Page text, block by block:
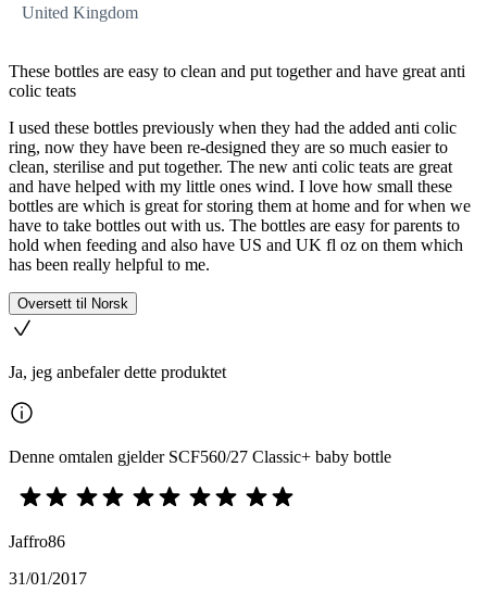
United Kingdom
These bottles are easy to clean and put together and have great anti
colic teats
I used these bottles previously when they had the added anti colic
ring, now they have been re-designed they are so much easier to
clean, sterilise and put together. The new anti colic teats are great
and have helped with my little ones wind. I love how small these
bottles are which is great for storing them at home and for when we
have to take bottles out with us. The bottles are easy for parents to
hold when feeding and also have US and UK fl oz on them which
has been really helpful to me.
Oversett til Norsk
Ja, jeg anbefaler dette produktet
Denne omtalen gjelder SCF560/27 Classic+ baby bottle
Jaffro86
31/01/2017